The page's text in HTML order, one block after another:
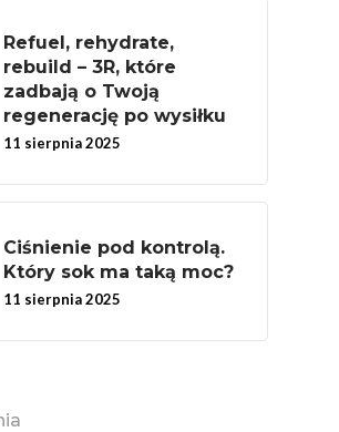
Refuel, rehydrate,
rebuild – 3R, które
zadbają o Twoją
regenerację po wysiłku
11 sierpnia 2025
Ciśnienie pod kontrolą.
Który sok ma taką moc?
11 sierpnia 2025